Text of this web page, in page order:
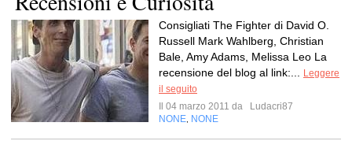
Consigliati The Fighter di David O.
Russell Mark Wahlberg, Christian
Bale, Amy Adams, Melissa Leo La
recensione del blog al link:...
Leggere
il seguito
Il 04 marzo 2011 da
Ludacri87
NONE NONE